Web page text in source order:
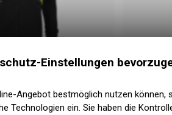
Jacken Einstellungen
Angebot bestmöglich nutzen können,
Technologien ein. Sie haben die